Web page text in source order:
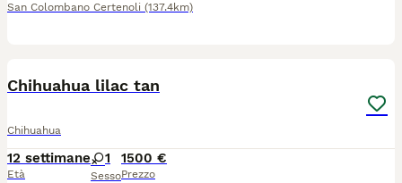
San Colombano Certenoli (137.4km)
Chihuahua lilac tan
Chihuahua
12 settimane
Età
1
Sesso
1500 €
Prezzo